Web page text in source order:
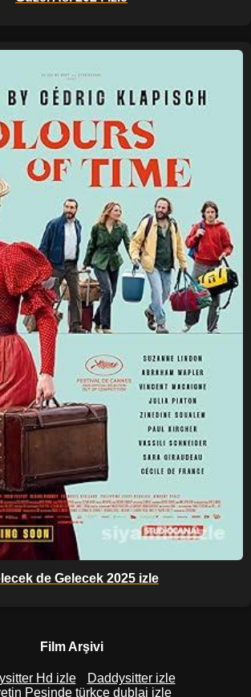
de Gelecek 2025 izle
Film Arşivi
Hd izle
Daddysitter izle
Peşinde türkçe dublaj izle